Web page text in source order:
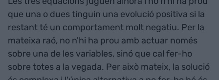
que una o dues tinguin una evolució positiva si la
restant té un comportament molt negatiu. Per la
mateixa raó, no n'hi ha prou amb actuar només
sobre una de les variables, sinó que cal fer-ho
sobre totes a la vegada. Per això mateix, la solució